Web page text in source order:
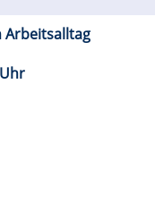
Arbeitsalltag